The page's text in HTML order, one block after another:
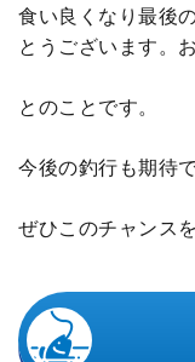
食い良くなり最後
とうございます。
とのことです。
今後の釣行も期待
ぜひこのチャンス